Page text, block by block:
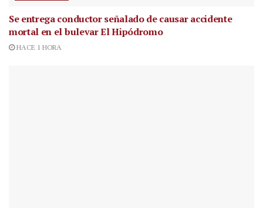
Se entrega conductor señalado de causar accidente
mortal en el bulevar El Hipódromo
HACE 1 HORA